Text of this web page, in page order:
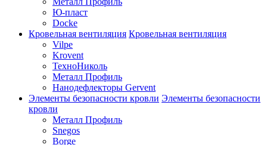
Ю-пласт
Docke
Кровельная вентиляция Кровельная вентиляция
Vilpe
Krovent
ТехноНиколь
Металл Профиль
Нанодефлекторы Gervent
Элементы безопасности кровли Элементы безопасности
кровли
Металл Профиль
Snegos
Borge